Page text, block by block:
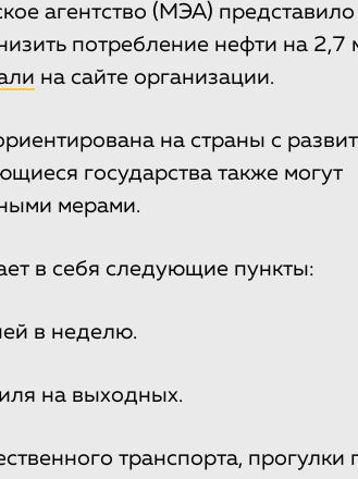
агентство (МЭА)
потребление нефти на 2,7
на сайте организации.
на страны с
государства также могут
мерами.
в себя следующие пункты:
в неделю.
на выходных.
транспорта, прогулки